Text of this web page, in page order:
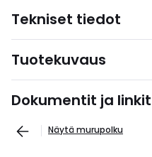
Tekniset tiedot
Tuotekuvaus
Dokumentit ja linkit
Näytä murupolku